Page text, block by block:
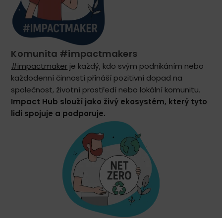
Komunita #impactmakers
#impactmaker je každý, kdo svým podnikáním nebo
každodenní činností přináší pozitivní dopad na
společnost, životní prostředí nebo lokální komunitu.
Impact Hub slouží jako živý ekosystém, který tyto
lidi spojuje a podporuje.